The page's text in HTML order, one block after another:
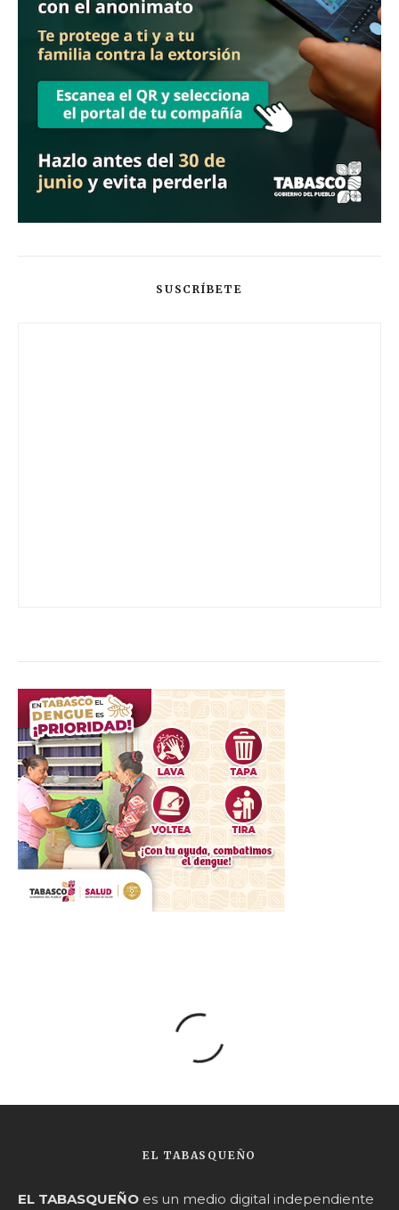
SUSCRÍBETE
EL TABASQUEÑO
EL TABASQUEÑO es un medio digital independiente